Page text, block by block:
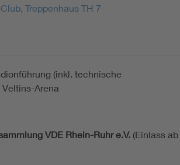
Treppenhaus TH 7
(inkl. technische
Arena
VDE Rhein-Ruhr e.V. (Einlass ab